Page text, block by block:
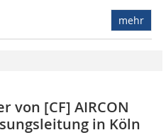
mehr
von [CF] AIRCON
in Köln